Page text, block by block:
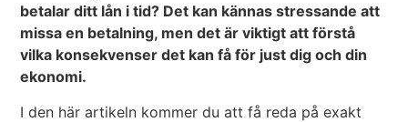
betalar ditt lån i tid? Det kan kännas stressande att
missa en betalning, men det är viktigt att förstå
vilka konsekvenser det kan få för just dig och din
ekonomi.
I den här artikeln kommer du att få reda på exakt